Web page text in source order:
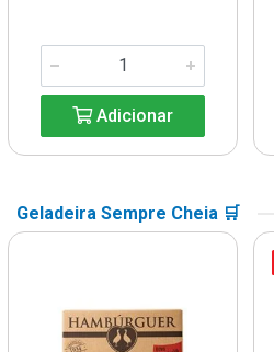
Adicionar
Geladeira Sempre Cheia 🛒